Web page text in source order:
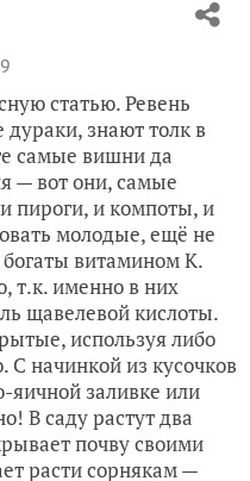
статью. Ревень
знают толк в
самые вишни да
— вот они, самые
пироги, и компоты, и
молодые, ещё не
витамином К.
т.к. именно в них
щавелевой кислоты.
используя либо
С начинкой из кусочков
яичной заливке или
В саду растут два
почву своими
расти сорнякам —